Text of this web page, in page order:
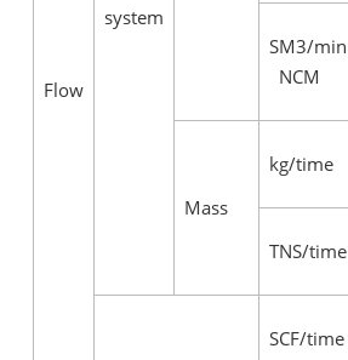
Flow
system
SM3/min
NCM
Mass
kg/time
TNS/time
SCF/time